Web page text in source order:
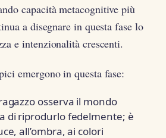
capacità metacognitive più
a disegnare in questa fase lo
e intenzionalità crescenti.
emergono in questa fase:
osserva il mondo
di riprodurlo fedelmente; è
all’ombra, ai colori